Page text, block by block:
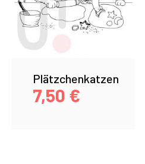
Plätzchenkatzen
7,50 €